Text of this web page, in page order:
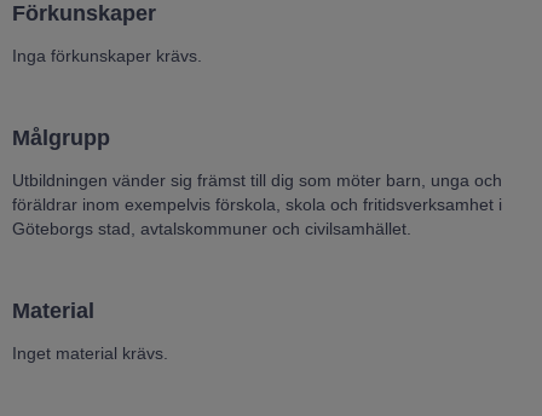
Förkunskaper
Inga förkunskaper krävs.
Målgrupp
Utbildningen vänder sig främst till dig som möter barn, unga och
föräldrar inom exempelvis förskola, skola och fritidsverksamhet i
Göteborgs stad, avtalskommuner och civilsamhället.
Material
Inget material krävs.